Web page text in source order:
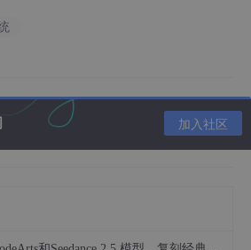
加入社区